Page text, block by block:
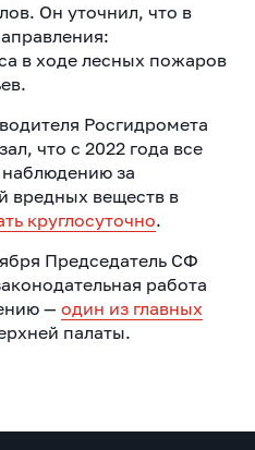
Он уточнил, что в
в ходе лесных пожаров
Росгидромета
что с 2022 года все
за
вредных веществ в
круглосуточно.
Председатель СФ
работа
— один из главных
палаты.